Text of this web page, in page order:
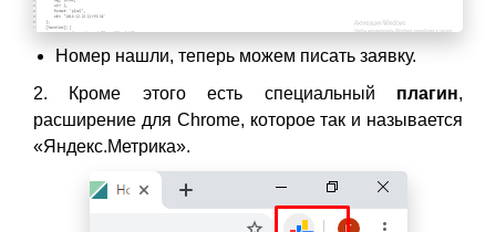
Номер нашли, теперь можем писать заявку.
2. Кроме этого есть специальный плагин,
расширение для Chrome, которое так и называется
«Яндекс.Метрика».